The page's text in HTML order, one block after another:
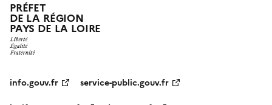
PRÉFET
DE LA RÉGION
PAYS DE LA LOIRE
info.gouv.fr
service-public.gouv.fr